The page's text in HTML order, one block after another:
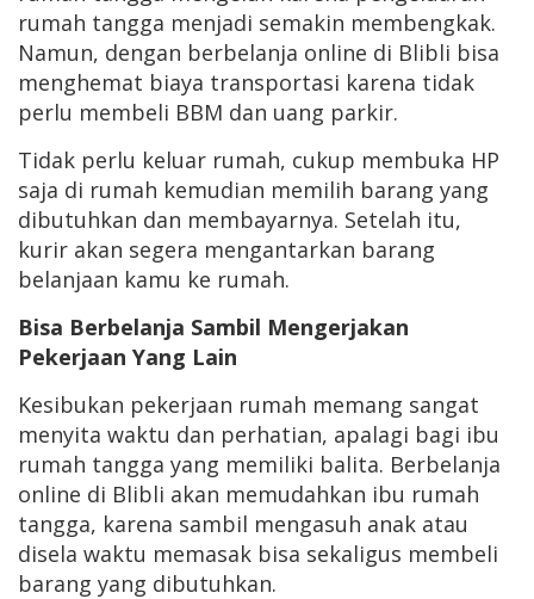
rumah tangga menjadi semakin membengkak.
Namun, dengan berbelanja online di Blibli bisa
menghemat biaya transportasi karena tidak
perlu membeli BBM dan uang parkir.
Tidak perlu keluar rumah, cukup membuka HP
saja di rumah kemudian memilih barang yang
dibutuhkan dan membayarnya. Setelah itu,
kurir akan segera mengantarkan barang
belanjaan kamu ke rumah.
Bisa Berbelanja Sambil Mengerjakan
Pekerjaan Yang Lain
Kesibukan pekerjaan rumah memang sangat
menyita waktu dan perhatian, apalagi bagi ibu
rumah tangga yang memiliki balita. Berbelanja
online di Blibli akan memudahkan ibu rumah
tangga, karena sambil mengasuh anak atau
disela waktu memasak bisa sekaligus membeli
barang yang dibutuhkan.